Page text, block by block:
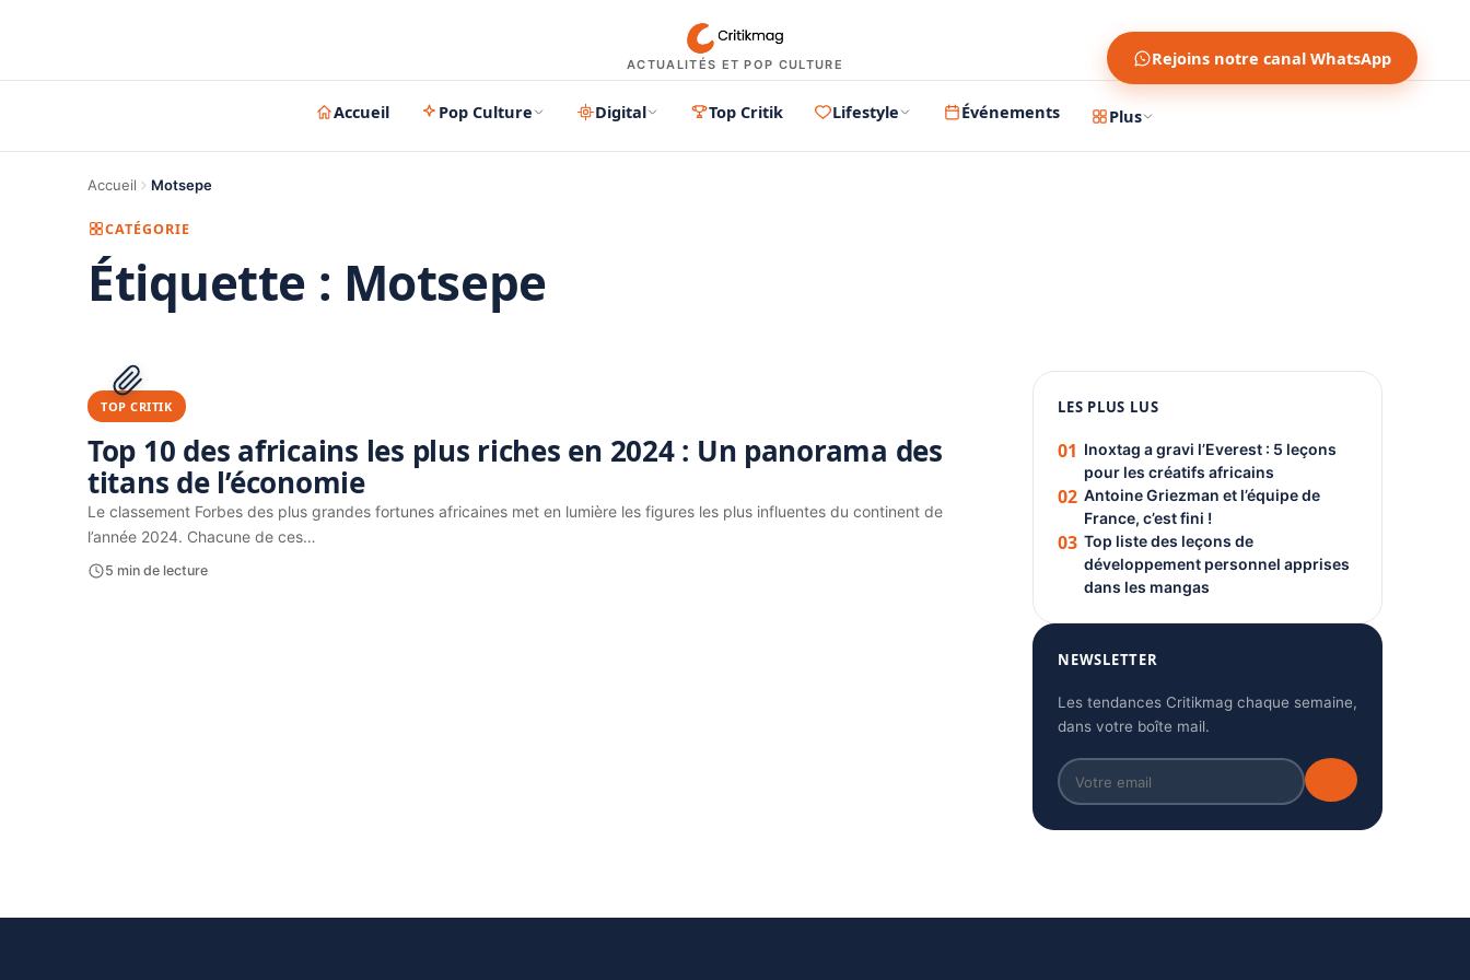
ACTUALITÉS ET POP CULTURE Rejoins notre canal WhatsApp
Accueil Pop Culture Digital Top Critik Lifestyle Événements Plus
Accueil Motsepe
CATÉGORIE
Étiquette : Motsepe
TOP CRITIK
Top 10 des africains les plus riches en 2024 : Un panorama des
titans de l’économie
Le classement Forbes des plus grandes fortunes africaines met en lumière les figures les plus influentes du continent de
l’année 2024. Chacune de ces…
5 min de lecture
PUBLICITÉ
LES PLUS LUS
01 Inoxtag a gravi l’Everest : 5 leçons
pour les créatifs africains
02 Antoine Griezman et l’équipe de
France, c’est fini !
03 Top liste des leçons de
développement personnel apprises
dans les mangas
NEWSLETTER
Les tendances Critikmag chaque semaine,
dans votre boîte mail.